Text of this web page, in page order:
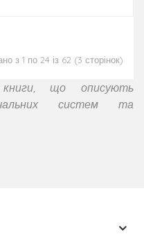
з 1 по 24 із 62 (3 сторінок)
книги, що описують
систем та